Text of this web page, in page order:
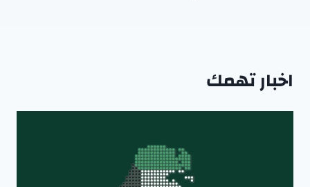
اخبار تهمك